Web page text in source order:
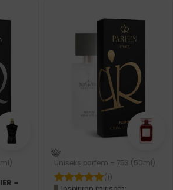
-
Uniseks parfem – 753 (50ml)
(1)